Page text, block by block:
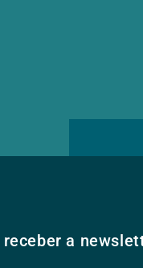
receber a